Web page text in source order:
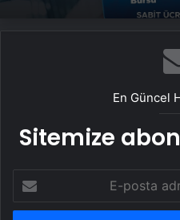
En Güncel
Sitemize
posta
adresinizi